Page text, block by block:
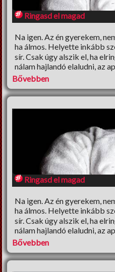
Ringasd el magad
Na igen. Az én gyerekem,
ha álmos. Helyette inkább
sír. Csak úgy alszik el, ha
nálam hajlandó elaludni, az
Bővebben
Ringasd el magad
Na igen. Az én gyerekem,
ha álmos. Helyette inkább
sír. Csak úgy alszik el, ha
nálam hajlandó elaludni, az
Bővebben